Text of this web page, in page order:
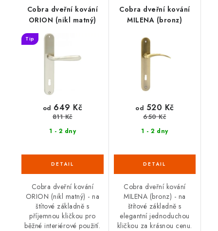
Cobra dveřní kování
ORION (nikl matný)
Tip
1 - 2 dny
od 649 Kč
811 Kč
Cobra dveřní kování
ORION (nikl matný) - na
štítové základně s
příjemnou kličkou pro
běžné interiérové použití.
Cobra dveřní kování
MILENA (bronz)
1 - 2 dny
od 520 Kč
650 Kč
Cobra dveřní kování
MILENA (bronz) - na
štítové základně s
elegantní jednoduchou
kličkou za krásnou cenu.